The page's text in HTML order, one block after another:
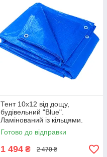
Тент 10х12 від дощу,
будівельний "Blue".
Ламінований із кільцями.
Полог.
Готово до відправки
1 494 ₴ 2 470 ₴